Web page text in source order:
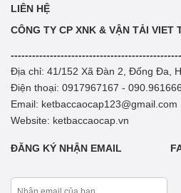
LIÊN HỆ
CÔNG TY CP XNK & VẬN TẢI VIET
Địa chỉ: 41/152 Xã Đàn 2, Đống Đa,
Điện thoại: 0917967167 -
Email: ketbaccaocap123@gmail.com
Website: ketbaccaocap.vn
ĐĂNG KÝ NHẬN EMAIL